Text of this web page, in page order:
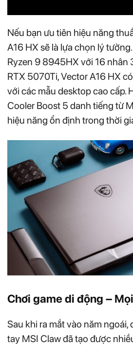
Nếu bạn ưu tiên hiệu năng
A16 HX sẽ là lựa chọn lý
Ryzen 9 8945HX với 16 nhân
RTX 5070Ti, Vector A16 HX
với các mẫu desktop cao cấp.
Cooler Boost 5 danh tiếng từ
hiệu năng ổn định trong thời
Chơi game di động –
Sau khi ra mắt vào năm ngoái,
tay MSI Claw đã tạo được